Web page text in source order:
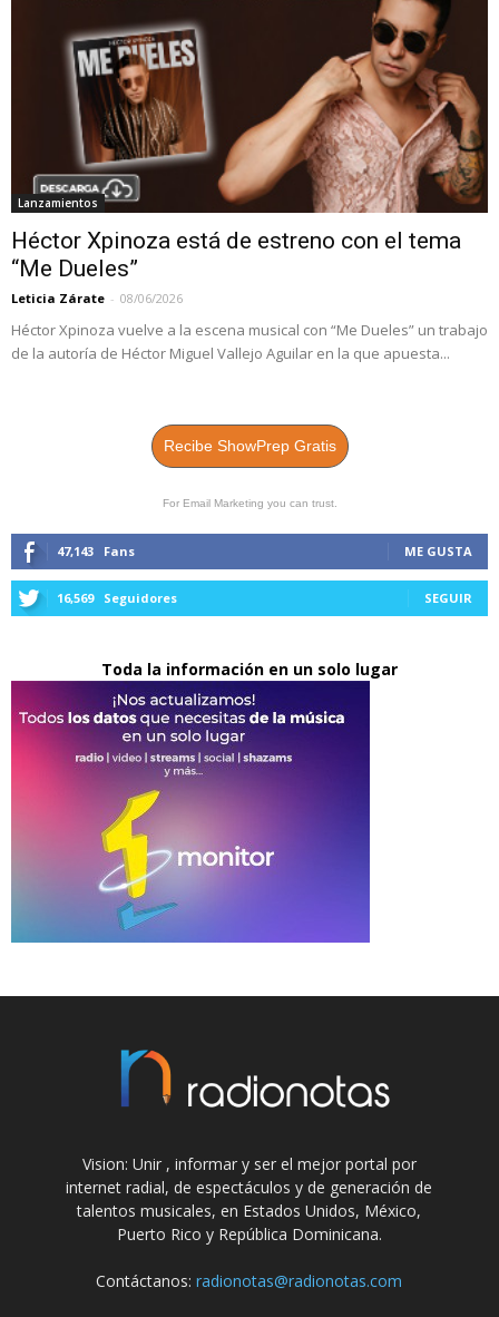
Lanzamientos
Héctor Xpinoza está de estreno con el tema
“Me Dueles”
Leticia Zárate - 08/06/2026
Héctor Xpinoza vuelve a la escena musical con “Me Dueles” un trabajo
de la autoría de Héctor Miguel Vallejo Aguilar en la que apuesta...
Recibe ShowPrep Gratis
For Email Marketing you can trust.
47,143 Fans ME GUSTA
16,569 Seguidores SEGUIR
Toda la información en un solo lugar
Vision: Unir , informar y ser el mejor portal por
internet radial, de espectáculos y de generación de
talentos musicales, en Estados Unidos, México,
Puerto Rico y República Dominicana.
Contáctanos:radionotas@radionotas.com